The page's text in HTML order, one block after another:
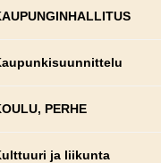
PERHE
ja liikunta